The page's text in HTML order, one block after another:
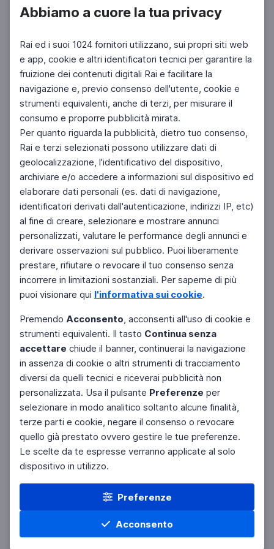
Abbiamo a cuore la tua privacy
Rai ed i suoi 1024 fornitori utilizzano, sui propri siti web
e app, cookie e altri identificatori tecnici per garantire la
fruizione dei contenuti digitali Rai e facilitare la
navigazione e, previo consenso dell'utente, cookie e
strumenti equivalenti, anche di terzi, per misurare il
consumo e proporre pubblicità mirata.
Per quanto riguarda la pubblicità, dietro tuo consenso,
Rai e terzi selezionati possono utilizzare dati di
geolocalizzazione, l'identificativo del dispositivo,
archiviare e/o accedere a informazioni sul dispositivo ed
elaborare dati personali (es. dati di navigazione,
identificatori derivati dall'autenticazione, indirizzi IP, etc)
al fine di creare, selezionare e mostrare annunci
personalizzati, valutare le performance degli annunci e
derivare osservazioni sul pubblico. Puoi liberamente
prestare, rifiutare o revocare il tuo consenso senza
incorrere in limitazioni sostanziali. Per saperne di più
puoi visionare qui l'informativa sui cookie.
Premendo Acconsento, acconsenti all'uso di cookie e
strumenti equivalenti. Il tasto Continua senza
accettare chiude il banner, continuerai la navigazione
in assenza di cookie o altri strumenti di tracciamento
diversi da quelli tecnici e riceverai pubblicità non
personalizzata. Usa il pulsante Preferenze per
selezionare in modo analitico soltanto alcune finalità,
terze parti e cookie, negare il consenso o revocare
quello già prestato ovvero gestire le tue preferenze.
Le scelte da te espresse verranno applicate al solo
dispositivo in utilizzo.
Preferenze
Acconsento
Facebook Twitter Instagram